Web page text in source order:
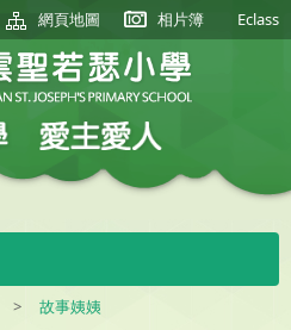
網頁地圖 相片簿 Eclass
> 故事姨姨